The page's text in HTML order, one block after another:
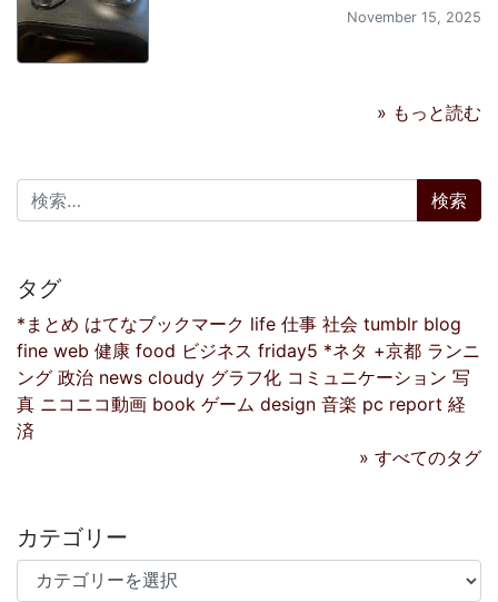
November 15, 2025
» もっと読む
検索:
タグ
*まとめ はてなブックマーク life 仕事 社会 tumblr blog
fine web 健康 food ビジネス friday5 *ネタ +京都 ランニ
ング 政治 news cloudy グラフ化 コミュニケーション 写
真 ニコニコ動画 book ゲーム design 音楽 pc report 経
済
» すべてのタグ
カテゴリー
カテゴリー